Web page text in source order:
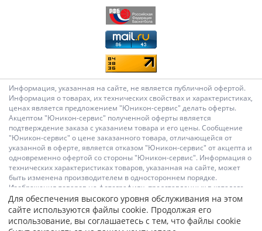
Информация, указанная на сайте, не является публичной офертой.
Информация о товарах, их технических свойствах и характеристиках,
ценах является предложением "Юникон-сервис" делать оферты.
Акцептом "Юникон-сервис" полученной оферты является
подтверждение заказа с указанием товара и его цены. Сообщение
"Юникон-сервис" о цене заказанного товара, отличающейся от
указанной в оферте, является отказом "Юникон-сервис" от акцепта и
одновременно офертой со стороны "Юникон-сервис". Информация о
технических характеристиках товаров, указанная на сайте, может
быть изменена производителем в одностороннем порядке.
Изображения товаров на фотографиях, представленных в каталоге
на сайте, могут отличаться от оригиналов. Информация о цене
товара, указанная в каталоге на сайте, может отличаться от
фактической к моменту оформления заказа на соответствующий
товар. Подтверждением цены заказанного товара является
Для обеспечения высокого уровня обслуживания на этом
сайте используются файлы cookie. Продолжая его
использование, вы соглашаетесь с тем, что файлы cookie